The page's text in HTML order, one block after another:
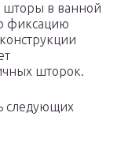
шторы в ванной
фиксацию
шторок.
следующих